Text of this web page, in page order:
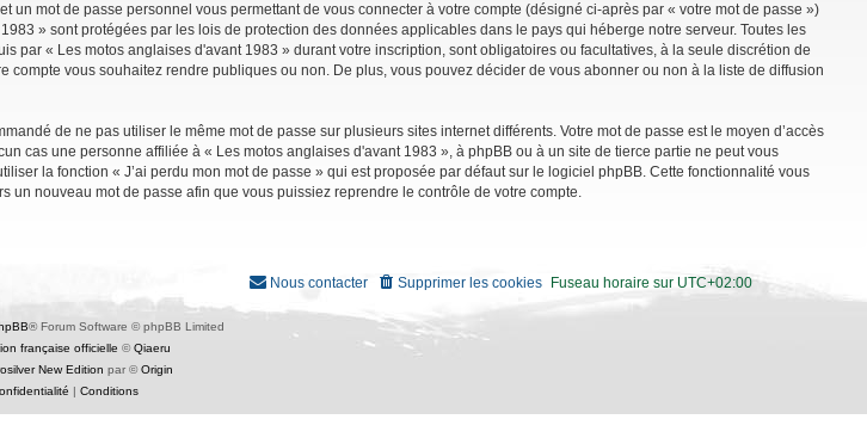
mot de passe personnel vous permettant de vous connecter à votre compte (désigné ci-après par « votre mot de passe »)
» sont protégées par les lois de protection des données applicables dans le pays qui héberge notre serveur. Toutes les
par « Les motos anglaises d'avant 1983 » durant votre inscription, sont obligatoires ou facultatives, à la seule discrétion de
vous souhaitez rendre publiques ou non. De plus, vous pouvez décider de vous abonner ou non à la liste de diffusion
de ne pas utiliser le même mot de passe sur plusieurs sites internet différents. Votre mot de passe est le moyen d’accès
cas une personne affiliée à « Les motos anglaises d'avant 1983 », à phpBB ou à un site de tierce partie ne peut vous
la fonction « J’ai perdu mon mot de passe » qui est proposée par défaut sur le logiciel phpBB. Cette fonctionnalité vous
nouveau mot de passe afin que vous puissiez reprendre le contrôle de votre compte.
Fuseau horaire sur UTC+02:00
Supprimer les cookies
Nous contacter
® Forum Software © phpBB Limited
française officielle ©Qiaeru
New Edition par ©Origin
Conditions